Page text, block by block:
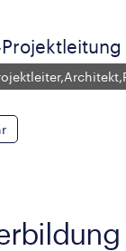
Projektleitung